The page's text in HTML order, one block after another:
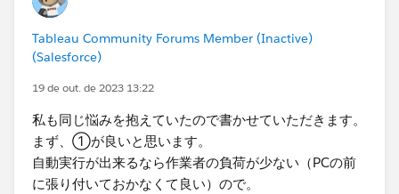
クスケジュールが実行できるので、今は導入していない
ァイルを分けたほうが都合がいいのかなと思います。
Tableau Community Forums Member (Inactive)
(Salesforce)
19 de out. de 2023 13:22
私も同じ悩みを抱えていたので書かせていただきます。
まず、①が良いと思います。
自動実行が出来るなら作業者の負荷が少ない（PCの前
に張り付いておかなくて良い）ので。​